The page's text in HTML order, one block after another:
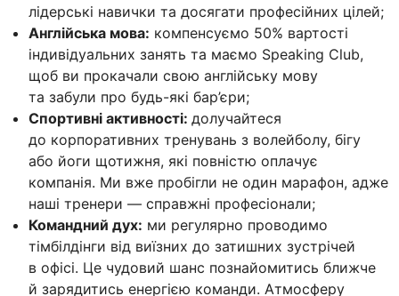
лідерські навички та досягати професійних цілей;
Англійська мова: компенсуємо 50% вартості
індивідуальних занять та маємо Speaking Club,
щоб ви прокачали свою англійську мову
та забули про будь-які бар’єри;
Спортивні активності: долучайтеся
до корпоративних тренувань з волейболу, бігу
або йоги щотижня, які повністю оплачує
компанія. Ми вже пробігли не один марафон, адже
наші тренери — справжні професіонали;
Командний дух: ми регулярно проводимо
тімбілдінги від виїзних до затишних зустрічей
в офісі. Це чудовий шанс познайомитись ближче
й зарядитись енергією команди. Атмосферу